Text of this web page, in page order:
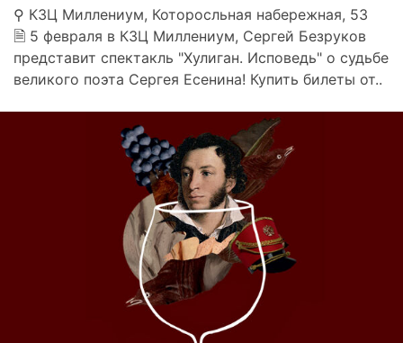
⚲ КЗЦ Миллениум, Которосльная набережная, 53
🗎 5 февраля в КЗЦ Миллениум, Сергей Безруков
представит спектакль "Хулиган. Исповедь" о судьбе
великого поэта Сергея Есенина! Купить билеты от..